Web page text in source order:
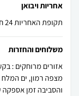
אחריות ויבואן
תקופת האחריות 24 חודשים
משלוחים והחזרות
אזורים מרוחקים :